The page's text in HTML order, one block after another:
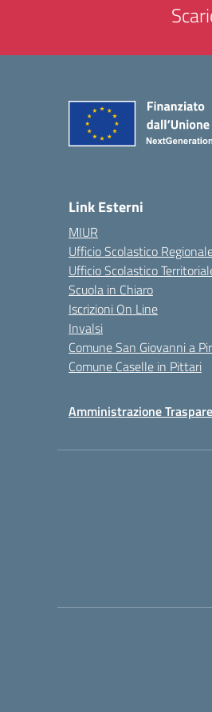
Link Esterni
MIUR
Ufficio Scolastico
Ufficio Scolastico
Scuola in Chiaro
Iscrizioni On Line
Invalsi
Comune San Giovanni a
Comune Caselle in Pittari
Amministrazione